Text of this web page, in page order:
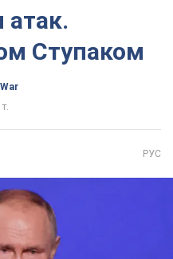
атак.
Ступаком
War
РУС